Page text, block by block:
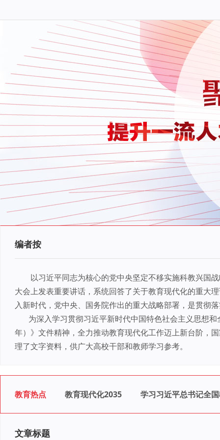
编者按
以习近平同志为核心的党中央坚定不移实施科教兴国
大会上发表重要讲话，系统回答了关于教育现代化的重大
入新时代，党中央、国务院作出的重大战略部署，是贯彻
为深入学习贯彻习近平新时代中国特色社会主义思想和
年）》文件精神，全力推动教育现代化工作迈上新台阶，
理了文字资料，供广大高校干部和教师学习参考。
教育热点 教育现代化2035 学习习近平总书记全
文章标题